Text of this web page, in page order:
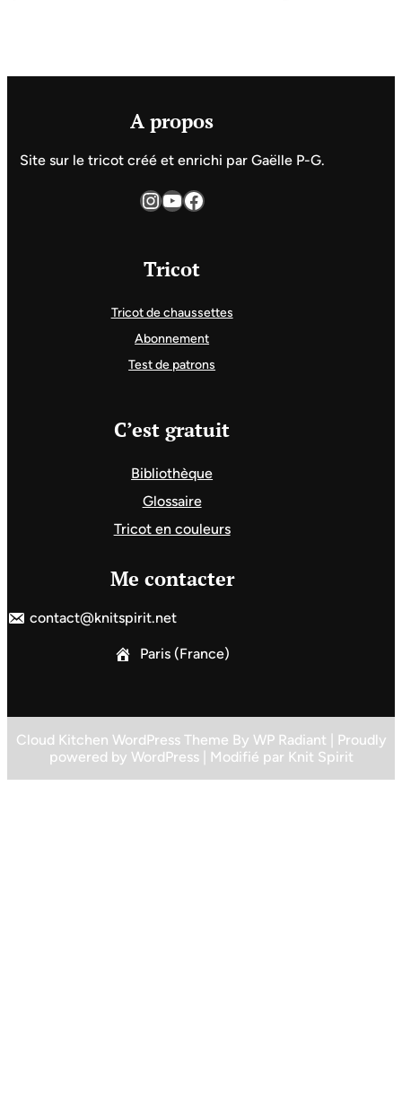
A propos
Site sur le tricot créé et enrichi par Gaëlle P-G.
InstagramYouTube Facebook
Tricot
Tricot de chaussettes
Abonnement
Test de patrons
C’est gratuit
Bibliothèque
Glossaire
Tricot en couleurs
Me contacter
contact@knitspirit.net
Paris (France)
Cloud Kitchen WordPress Theme By WP Radiant | Proudly
powered by WordPress| Modifié par Knit Spirit